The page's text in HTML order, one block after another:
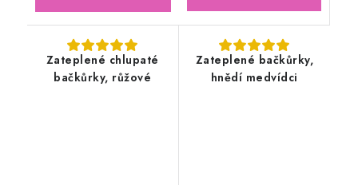
Zateplené chlupaté
bačkůrky, růžové
Zateplené bačkůrky,
hnědí medvídci